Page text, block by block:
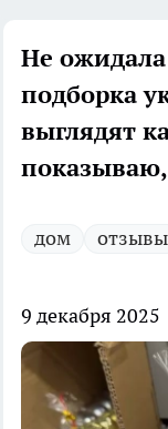
Не
подборка
выглядят
дом отзывы
9 декабря 2025